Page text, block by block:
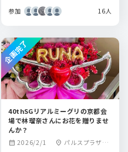
参加 16人
40thSGリアルミーグリの京都会
場で林瑠奈さんにお花を贈りませ
んか？
calendar_month 2026/2/1 location_on パルスプラザ京
企画完了